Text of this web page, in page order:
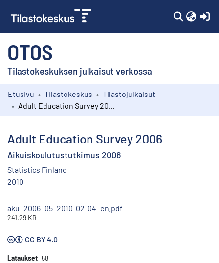
OTOS
Tilastokeskuksen julkaisut verkossa
Kokoelmat
Etusivu Tilastokeskus
Tilastojulkaisut
Adult Education Survey 2006
Aikuiskoulutustutkimus 2006
Statistics Finland
2010
aku_2006_05_2010-02-04_en.pdf
241.29 KB
CC BY 4.0
Lataukset 58